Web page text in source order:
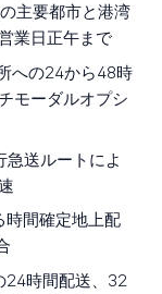
主要都市と港湾
業日正午まで
への24から48時
モーダルオプシ
急送ルートによ
時間確定地上配
24時間配送、32